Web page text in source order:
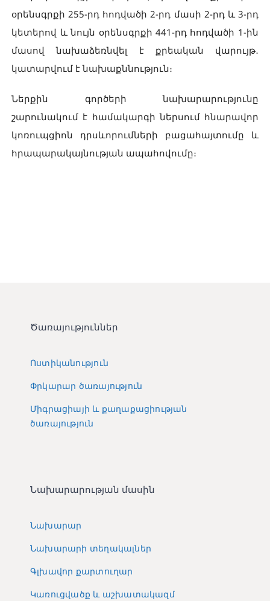
օրենսգրքի 255-րդ հոդվածի 2-րդ մասի 2-րդ և 3-րդ
կետերով և նույն օրենսգրքի 441-րդ հոդվածի 1-ին
մասով նախաձեռնվել է քրեական վարույթ․
կատարվում է նախաքննություն։
Ներքին գործերի նախարարությունը
շարունակում է համակարգի ներսում հնարավոր
կոռուպցիոն դրսևորումների բացահայտումը և
հրապարակայնության ապահովումը։
Ծառայություններ
Ոստիկանություն
Փրկարար ծառայություն
Միգրացիայի և քաղաքացիության
ծառայություն
Նախարարության մասին
Նախարար
Նախարարի տեղակալներ
Գլխավոր քարտուղար
Կառուցվածք և աշխատակազմ